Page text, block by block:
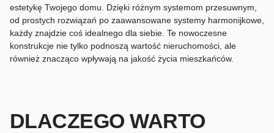
estetykę Twojego domu. Dzięki różnym systemom przesuwnym,
od prostych rozwiązań po zaawansowane systemy harmonijkowe,
każdy znajdzie coś idealnego dla siebie. Te nowoczesne
konstrukcje nie tylko podnoszą wartość nieruchomości, ale
również znacząco wpływają na jakość życia mieszkańców.
DLACZEGO WARTO